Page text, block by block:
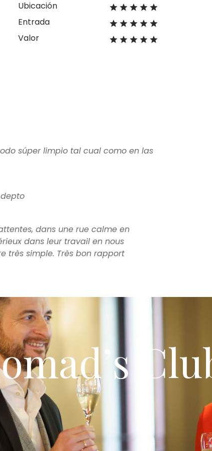
Ubicación
Entrada
Valor
súper limpio tal cual como en las
dans une rue calme en
dans leur travail en nous
très simple. Très bon rapport